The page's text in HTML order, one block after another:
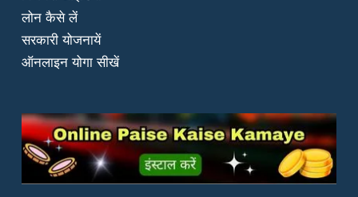
लोन कैसे लें
सरकारी योजनायें
ऑनलाइन योगा सीखें